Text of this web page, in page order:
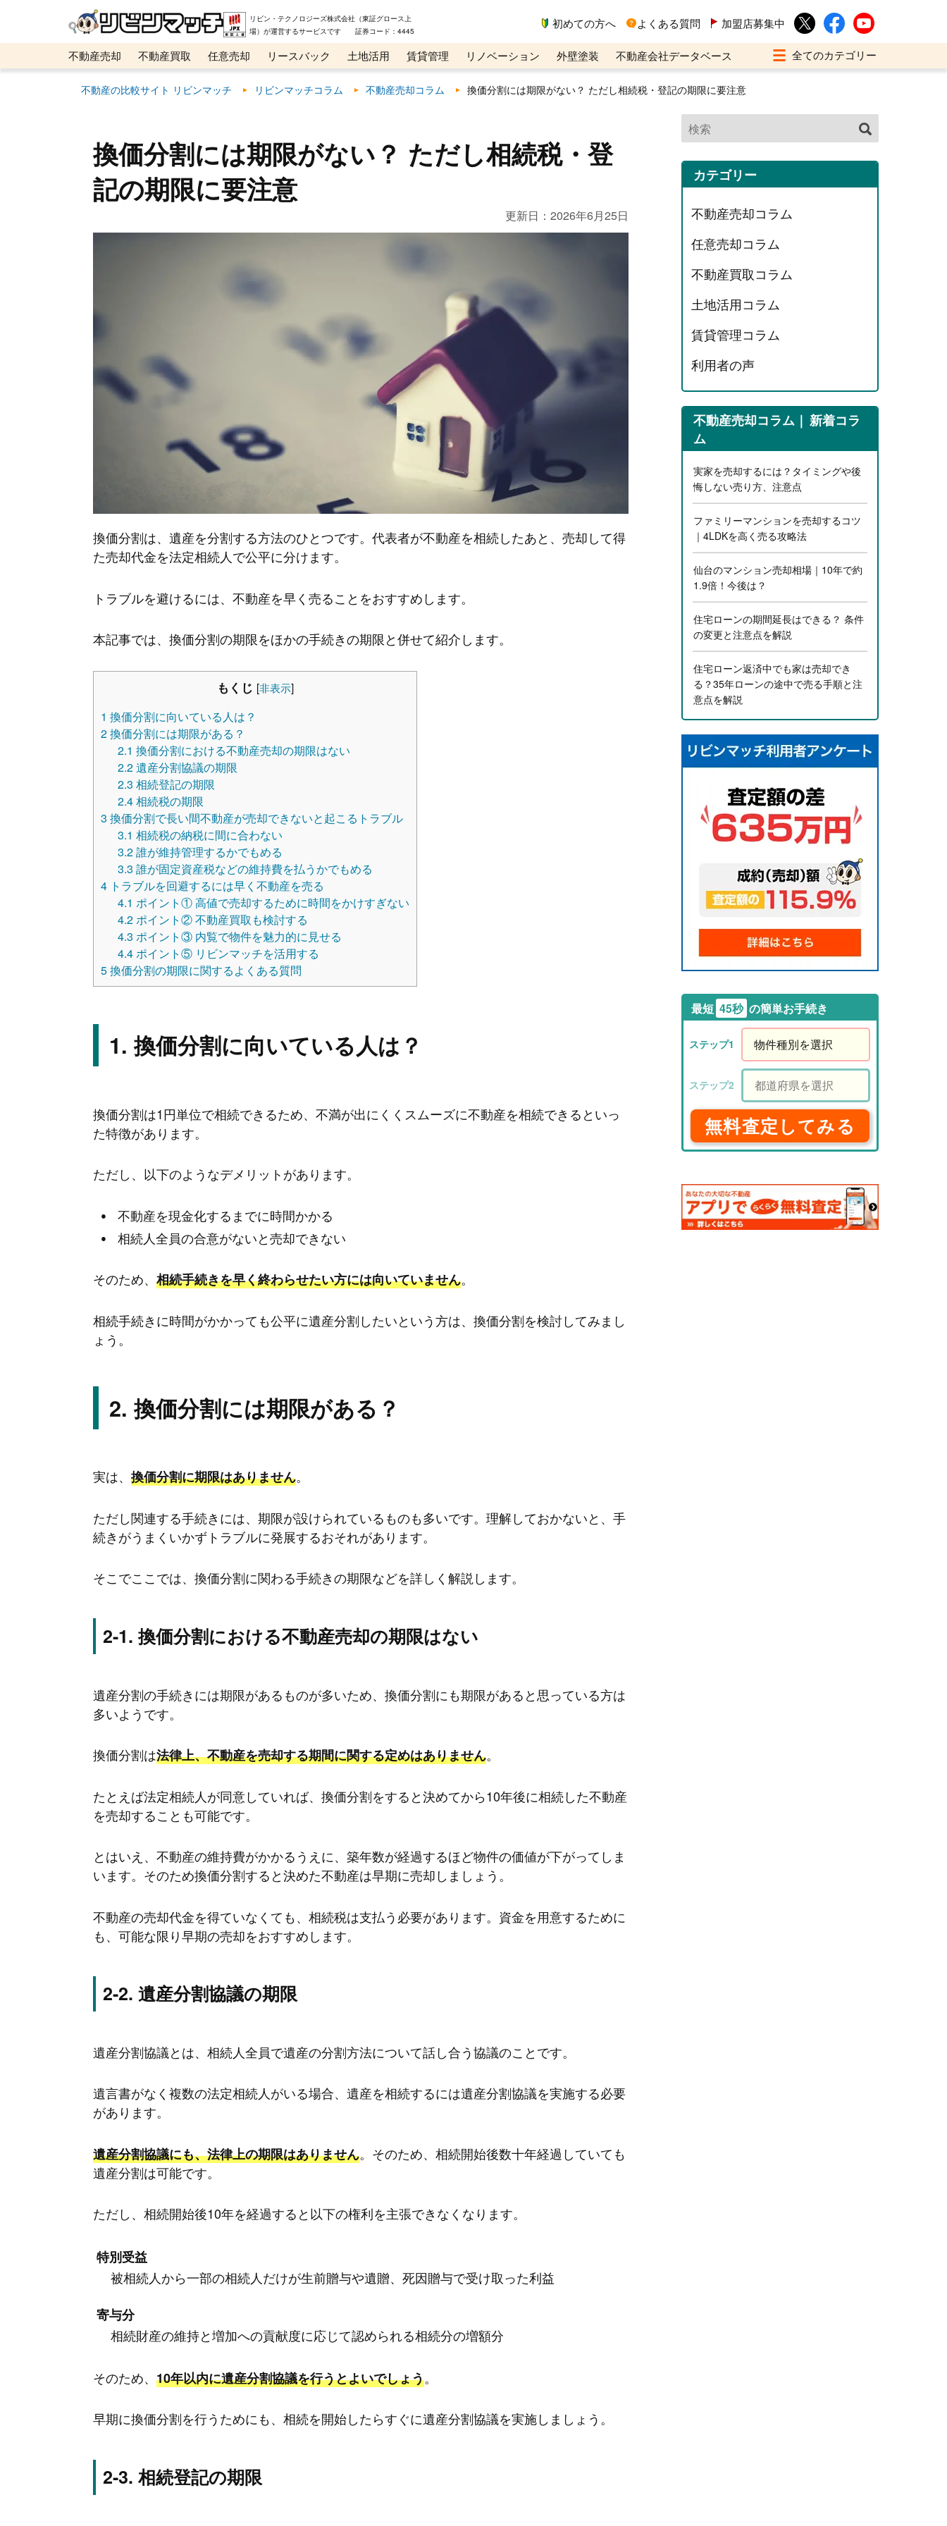
リビン・テクノロジーズ株式会社（東証グロース上
場）が運営するサービスです 証券コード：4445
初めての方へ よくある質問 加盟店募集中
不動産売却 不動産買取 任意売却 リースバック 土地活用 賃貸管理 リノベーション 外壁塗装
不動産会社データベース
メタ住宅展示場
ベスト不動産カンパニー オンライン講座 リビンマガジンBiz
不動産の比較サイト リビンマッチ リビンマッチコラム 不動産売却コラム 換価分割には期限がない？ ただし相続税・登記の期限に要注意
換価分割には期限がない？ ただし相続税・登
記の期限に要注意
更新日： 2026年6月25日
換価分割は、遺産を分割する方法のひとつです。代表者が不動産を相続したあと、売却して得
た売却代金を法定相続人で公平に分けます。
トラブルを避けるには、不動産を早く売ることをおすすめします。
本記事では、換価分割の期限をほかの手続きの期限と併せて紹介します。
もくじ [非表示]
1 換価分割に向いている人は？
2換価分割には期限がある？
2.1 換価分割における不動産売却の期限はない
2.2遺産分割協議の期限
2.3 相続登記の期限
2.4相続税の期限
3 換価分割で長い間不動産が売却できないと起こるトラブル
3.1 相続税の納税に間に合わない
3.2誰が維持管理するかでもめる
3.3 誰が固定資産税などの維持費を払うかでもめる
4 トラブルを回避するには早く不動産を売る
4.1 ポイント① 高値で売却するために時間をかけすぎない
4.2 ポイント② 不動産買取も検討する
4.3 ポイント③ 内覧で物件を魅力的に見せる
4.4 ポイント⑤ リビンマッチを活用する
5換価分割の期限に関するよくある質問
換価分割に向いている人は？
換価分割は1円単位で相続できるため、不満が出にくくスムーズに不動産を相続できるといっ
た特徴があります。
ただし、以下のようなデメリットがあります。
不動産を現金化するまでに時間かかる
相続人全員の合意がないと売却できない
そのため、 相続手続きを早く終わらせたい方には向いていません。
相続手続きに時間がかかっても公平に遺産分割したいという方は、換価分割を検討してみまし
ょう。
換価分割には期限がある？
実は、 換価分割に期限はありません。
ただし関連する手続きには、期限が設けられているものも多いです。理解しておかないと、手
続きがうまくいかずトラブルに発展するおそれがあります。
そこでここでは、換価分割に関わる手続きの期限などを詳しく解説します。
換価分割における不動産売却の期限はない
遺産分割の手続きには期限があるものが多いため、換価分割にも期限があると思っている方は
多いようです。
換価分割は法律上、不動産を売却する期間に関する定めはありません。
たとえば法定相続人が同意していれば、換価分割をすると決めてから10年後に相続した不動産
を売却することも可能です。
とはいえ、不動産の維持費がかかるうえに、築年数が経過するほど物件の価値が下がってしま
います。そのため換価分割すると決めた不動産は早期に売却しましょう。
不動産の売却代金を得ていなくても、相続税は支払う必要があります。資金を用意するために
も、可能な限り早期の売却をおすすめします。
遺産分割協議の期限
遺産分割協議とは、相続人全員で遺産の分割方法について話し合う協議のことです。
遺言書がなく複数の法定相続人がいる場合、遺産を相続するには遺産分割協議を実施する必要
があります。
遺産分割協議にも、法律上の期限はありません。そのため、相続開始後数十年経過していても
遺産分割は可能です。
ただし、相続開始後10年を経過すると以下の権利を主張できなくなります。
特別受益
被相続人から一部の相続人だけが生前贈与や遺贈、死因贈与で受け取った利益
寄与分
相続財産の維持と増加への貢献度に応じて認められる相続分の増額分
そのため、 10年以内に遺産分割協議を行うとよいでしょう。
早期に換価分割を行うためにも、相続を開始したらすぐに遺産分割協議を実施しましょう。
相続登記の期限
カテゴリー
不動産売却コラム
任意売却コラム
不動産買取コラム
土地活用コラム
賃貸管理コラム
利用者の声
不動産売却コラム
新着コラ
ム
実家を売却するには？タイミングや後
悔しない売り方、注意点
ファミリーマンションを売却するコツ
｜4LDKを高く売る攻略法
仙台のマンション売却相場｜10年で約
1.9倍！今後は？
住宅ローンの期間延長はできる？ 条件
の変更と注意点を解説
住宅ローン返済中でも家は売却でき
る？35年ローンの途中で売る手順と注
意点を解説
最短 45秒 の簡単お手続き
無料査定してみる